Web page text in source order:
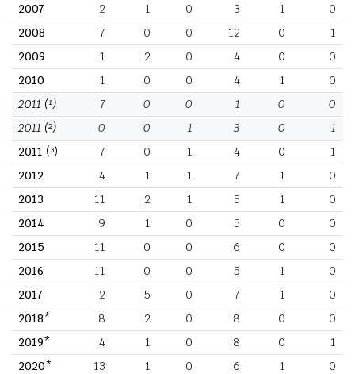
2007
2 1 0 3 1
0
2008
7 0 0 12 0
1
2009
1 2 0 4 0
0
2010
1 0 0 4 1
0
2011 (¹) 7 0 0 1 0
0
2011 (²) 0 0 1 3 0
1
2011 (³) 7 0 1 4 0
1
2012
4 1 1 7 1
0
2013
11 2 1 5 1
0
2014
9 1 0 5 0
0
2015
11 0 0 6 0
0
2016
11 0 0 5 1
0
2017
2 5 0 7 1
0
2018*
8 2 0 8 0
0
2019*
4 1 0 8 0
1
2020*
13 1 0 6 1
0